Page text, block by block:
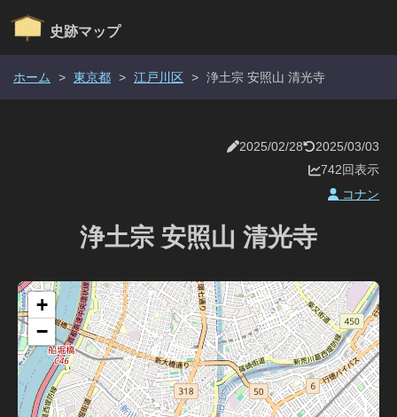
史跡マップ
ホーム > 東京都 > 江戸川区 > 浄土宗 安照山 清光寺
2025/02/28
2025/03/03
742回表示
コナン
浄土宗 安照山 清光寺
+
−